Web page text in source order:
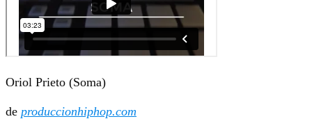
Oriol Prieto (Soma)
de produccionhiphop.com